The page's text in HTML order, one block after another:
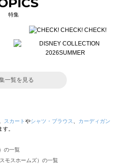
特集
一覧を見る
スカート やシャツ・ブラウス
カーディガン
。
の一覧
モスホームズ）の一覧